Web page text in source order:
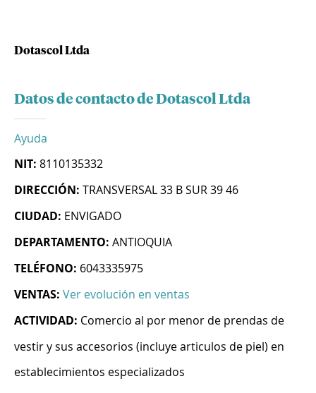
Dotascol Ltda
Datos de contacto de Dotascol Ltda
Ayuda
NIT: 8110135332
DIRECCIÓN: TRANSVERSAL 33 B SUR 39 46
CIUDAD: ENVIGADO
DEPARTAMENTO: ANTIOQUIA
TELÉFONO: 6043335975
VENTAS: Ver evolución en ventas
ACTIVIDAD: Comercio al por menor de prendas de
vestir y sus accesorios (incluye articulos de piel) en
establecimientos especializados